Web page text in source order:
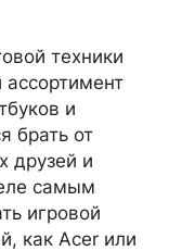
техники
и
брать от
друзей и
самым
игровой
как Acer или